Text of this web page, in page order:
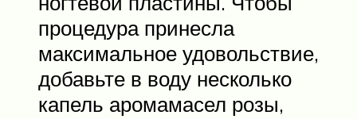
процедура принесла
максимальное удовольствие,
добавьте в воду несколько
капель аромамасел розы,